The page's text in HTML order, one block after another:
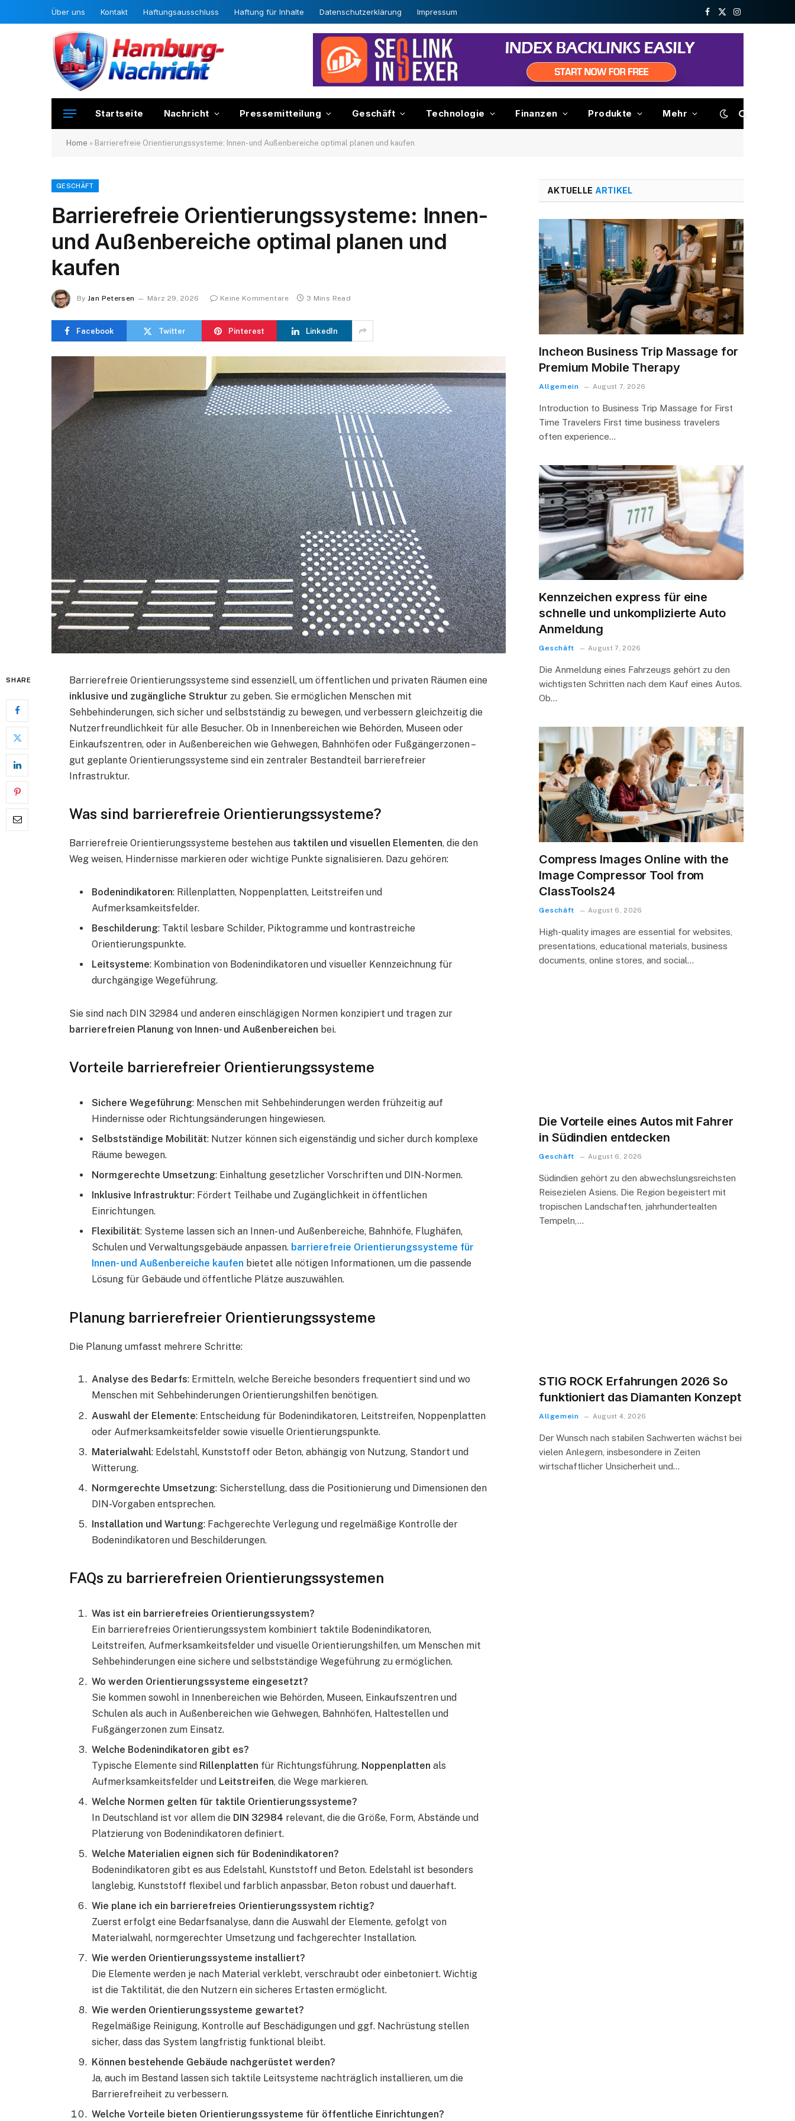
Über uns Kontakt Haftungsausschluss Haftung für Inhalte Datenschutzerklärung Impressum
Facebook
X
Instagram
Startseite Nachricht Pressemitteilung Geschäft Technologie Finanzen Produkte Mehr
Home » Barrierefreie Orientierungssysteme: Innen- und Außenbereiche optimal planen und kaufen
GESCHÄFT
Barrierefreie Orientierungssysteme: Innen-
und Außenbereiche optimal planen und
kaufen
By Jan Petersen März 29, 2026 Keine Kommentare 3 Mins Read
Facebook Twitter Pinterest LinkedIn
SHARE
Barrierefreie Orientierungssysteme sind essenziell, um öffentlichen und privaten Räumen eine
inklusive und zugängliche Struktur zu geben. Sie ermöglichen Menschen mit
Sehbehinderungen, sich sicher und selbstständig zu bewegen, und verbessern gleichzeitig die
Nutzerfreundlichkeit für alle Besucher. Ob in Innenbereichen wie Behörden, Museen oder
Einkaufszentren, oder in Außenbereichen wie Gehwegen, Bahnhöfen oder Fußgängerzonen –
gut geplante Orientierungssysteme sind ein zentraler Bestandteil barrierefreier
Infrastruktur.
Was sind barrierefreie Orientierungssysteme?
Barrierefreie Orientierungssysteme bestehen aus taktilen und visuellen Elementen, die den
Weg weisen, Hindernisse markieren oder wichtige Punkte signalisieren. Dazu gehören:
Bodenindikatoren: Rillenplatten, Noppenplatten, Leitstreifen und
Aufmerksamkeitsfelder.
Beschilderung: Taktil lesbare Schilder, Piktogramme und kontrastreiche
Orientierungspunkte.
Leitsysteme: Kombination von Bodenindikatoren und visueller Kennzeichnung für
durchgängige Wegeführung.
Sie sind nach DIN 32984 und anderen einschlägigen Normen konzipiert und tragen zur
barrierefreien Planung von Innen- und Außenbereichen bei.
Vorteile barrierefreier Orientierungssysteme
Sichere Wegeführung: Menschen mit Sehbehinderungen werden frühzeitig auf
Hindernisse oder Richtungsänderungen hingewiesen.
Selbstständige Mobilität: Nutzer können sich eigenständig und sicher durch komplexe
Räume bewegen.
Normgerechte Umsetzung: Einhaltung gesetzlicher Vorschriften und DIN-Normen.
Inklusive Infrastruktur: Fördert Teilhabe und Zugänglichkeit in öffentlichen
Einrichtungen.
Flexibilität: Systeme lassen sich an Innen- und Außenbereiche, Bahnhöfe, Flughäfen,
Schulen und Verwaltungsgebäude anpassen. barrierefreie Orientierungssysteme für
Innen- und Außenbereiche kaufen bietet alle nötigen Informationen, um die passende
Lösung für Gebäude und öffentliche Plätze auszuwählen.
Planung barrierefreier Orientierungssysteme
Die Planung umfasst mehrere Schritte:
Analyse des Bedarfs: Ermitteln, welche Bereiche besonders frequentiert sind und wo
Menschen mit Sehbehinderungen Orientierungshilfen benötigen.
Auswahl der Elemente: Entscheidung für Bodenindikatoren, Leitstreifen, Noppenplatten
oder Aufmerksamkeitsfelder sowie visuelle Orientierungspunkte.
Materialwahl: Edelstahl, Kunststoff oder Beton, abhängig von Nutzung, Standort und
Witterung.
Normgerechte Umsetzung: Sicherstellung, dass die Positionierung und Dimensionen den
DIN-Vorgaben entsprechen.
Installation und Wartung: Fachgerechte Verlegung und regelmäßige Kontrolle der
Bodenindikatoren und Beschilderungen.
FAQs zu barrierefreien Orientierungssystemen
Was ist ein barrierefreies Orientierungssystem?
Ein barrierefreies Orientierungssystem kombiniert taktile Bodenindikatoren,
Leitstreifen, Aufmerksamkeitsfelder und visuelle Orientierungshilfen, um Menschen mit
Sehbehinderungen eine sichere und selbstständige Wegeführung zu ermöglichen.
Wo werden Orientierungssysteme eingesetzt?
Sie kommen sowohl in Innenbereichen wie Behörden, Museen, Einkaufszentren und
Schulen als auch in Außenbereichen wie Gehwegen, Bahnhöfen, Haltestellen und
Fußgängerzonen zum Einsatz.
Welche Bodenindikatoren gibt es?
Typische Elemente sind Rillenplatten für Richtungsführung, Noppenplatten als
Aufmerksamkeitsfelder und Leitstreifen, die Wege markieren.
Welche Normen gelten für taktile Orientierungssysteme?
In Deutschland ist vor allem die DIN 32984 relevant, die die Größe, Form, Abstände und
Platzierung von Bodenindikatoren definiert.
Welche Materialien eignen sich für Bodenindikatoren?
Bodenindikatoren gibt es aus Edelstahl, Kunststoff und Beton. Edelstahl ist besonders
langlebig, Kunststoff flexibel und farblich anpassbar, Beton robust und dauerhaft.
Wie plane ich ein barrierefreies Orientierungssystem richtig?
Zuerst erfolgt eine Bedarfsanalyse, dann die Auswahl der Elemente, gefolgt von
Materialwahl, normgerechter Umsetzung und fachgerechter Installation.
Wie werden Orientierungssysteme installiert?
Die Elemente werden je nach Material verklebt, verschraubt oder einbetoniert. Wichtig
ist die Taktilität, die den Nutzern ein sicheres Ertasten ermöglicht.
Wie werden Orientierungssysteme gewartet?
Regelmäßige Reinigung, Kontrolle auf Beschädigungen und ggf. Nachrüstung stellen
sicher, dass das System langfristig funktional bleibt.
Können bestehende Gebäude nachgerüstet werden?
Ja, auch im Bestand lassen sich taktile Leitsysteme nachträglich installieren, um die
Barrierefreiheit zu verbessern.
Welche Vorteile bieten Orientierungssysteme für öffentliche Einrichtungen?
AKTUELLE ARTIKEL
Incheon Business Trip Massage for
Premium Mobile Therapy
Allgemein August 7, 2026
Introduction to Business Trip Massage for First
Time Travelers First time business travelers
often experience…
Kennzeichen express für eine
schnelle und unkomplizierte Auto
Anmeldung
Geschäft August 7, 2026
Die Anmeldung eines Fahrzeugs gehört zu den
wichtigsten Schritten nach dem Kauf eines Autos.
Ob…
Compress Images Online with the
Image Compressor Tool from
ClassTools24
Geschäft August 6, 2026
High-quality images are essential for websites,
presentations, educational materials, business
documents, online stores, and social…
Die Vorteile eines Autos mit Fahrer
in Südindien entdecken
Geschäft August 6, 2026
Südindien gehört zu den abwechslungsreichsten
Reisezielen Asiens. Die Region begeistert mit
tropischen Landschaften, jahrhundertealten
Tempeln,…
STIG ROCK Erfahrungen 2026 So
funktioniert das Diamanten Konzept
Allgemein August 4, 2026
Der Wunsch nach stabilen Sachwerten wächst bei
vielen Anlegern, insbesondere in Zeiten
wirtschaftlicher Unsicherheit und…